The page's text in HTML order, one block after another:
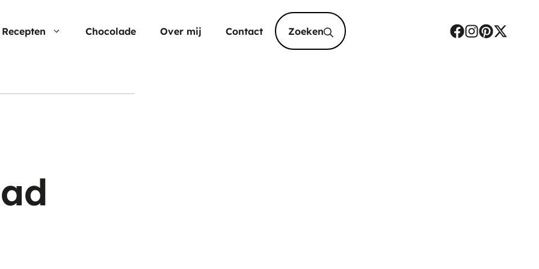
Recepten Chocolade Over mij Contact